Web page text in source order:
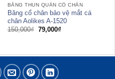
BĂNG THUN QUẤN CỔ CHÂN
Băng cổ chân bảo vệ mắt cá
chân Aolikes A-1520
150,000₫ Giá
gốc
79,000₫Giá
79,000₫.